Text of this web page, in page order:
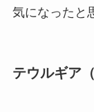
気になったと
テウルギア